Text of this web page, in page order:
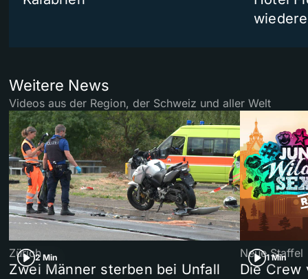
Weitere News
Videos aus der Region, der Schweiz und aller Welt
2 Min
Zürich
Zwei Männer sterben bei Unfall
1 Min
Neue Staffel
Die Crew